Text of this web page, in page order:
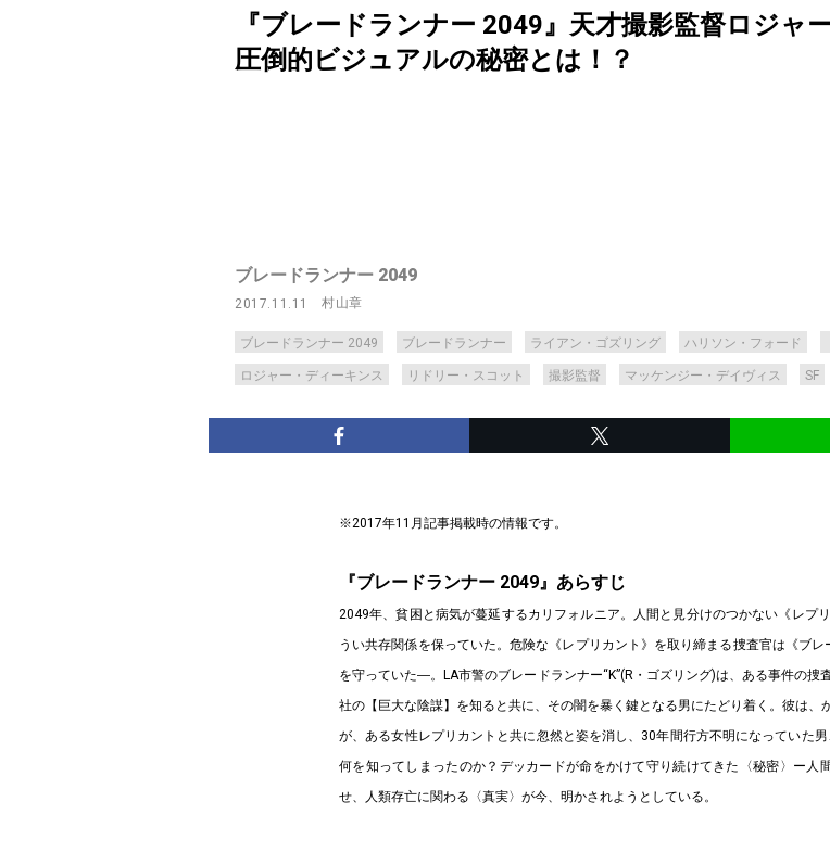
『ブレードランナー 2049』天才撮影監督ロジャ
圧倒的ビジュアルの秘密とは！？
ブレードランナー 2049
2017.11.11 村山章
ブレードランナー 2049 ブレードランナー ライアン・ゴズリング ハリソン・フォード
ロジャー・ディーキンス リドリー・スコット 撮影監督 マッケンジー・デイヴィス SF
※2017年11月記事掲載時の情報です。
『ブレードランナー 2049』あらすじ
2049年、貧困と病気が蔓延するカリフォルニア。人間と見分けのつかない《レプ
うい共存関係を保っていた。危険な《レプリカント》を取り締まる捜査官は《ブ
を守っていた―。LA市警のブレードランナー“K”(R・ゴズリング)は、ある事件の
社の【巨大な陰謀】を知ると共に、その闇を暴く鍵となる男にたどり着く。彼は
が、ある女性レプリカントと共に忽然と姿を消し、30年間行方不明になっていた
何を知ってしまったのか？デッカードが命をかけて守り続けてきた〈秘密〉ー人
せ、人類存亡に関わる〈真実〉が今、明かされようとしている。